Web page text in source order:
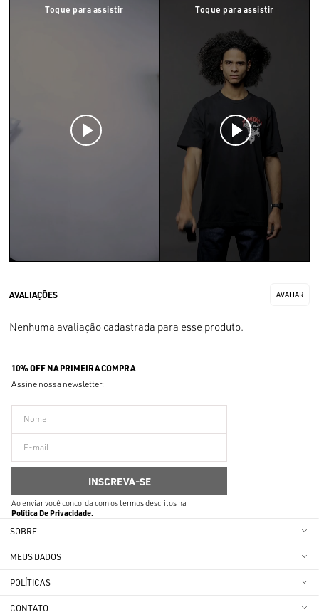
Nenhuma avaliação cadastrada para esse produto.
10% OFF NA PRIMEIRA COMPRA
Assine nossa newsletter:
Ao enviar você concorda com os termos descritos na
Política De Privacidade
SOBRE
MEUS DADOS
POLÍTICAS
CONTATO